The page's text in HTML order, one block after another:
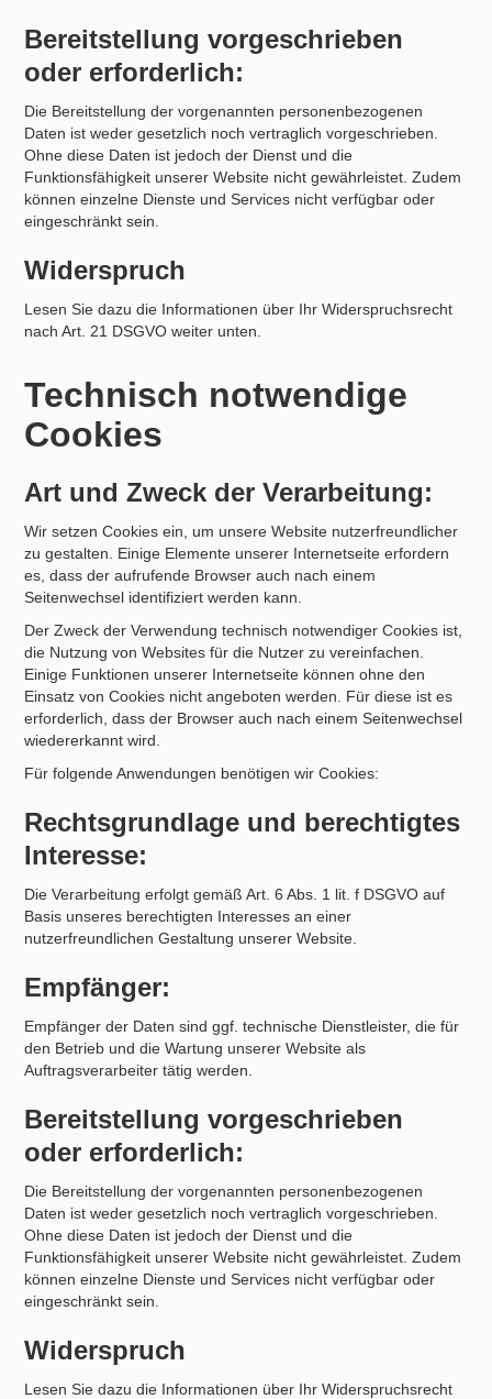
Bereitstellung vorgeschrieben
oder erforderlich:
Die Bereitstellung der vorgenannten personenbezogenen
Daten ist weder gesetzlich noch vertraglich vorgeschrieben.
Ohne diese Daten ist jedoch der Dienst und die
Funktionsfähigkeit unserer Website nicht gewährleistet. Zudem
können einzelne Dienste und Services nicht verfügbar oder
eingeschränkt sein.
Widerspruch
Lesen Sie dazu die Informationen über Ihr Widerspruchsrecht
nach Art. 21 DSGVO weiter unten.
Technisch notwendige
Cookies
Art und Zweck der Verarbeitung:
Wir setzen Cookies ein, um unsere Website nutzerfreundlicher
zu gestalten. Einige Elemente unserer Internetseite erfordern
es, dass der aufrufende Browser auch nach einem
Seitenwechsel identifiziert werden kann.
Der Zweck der Verwendung technisch notwendiger Cookies ist,
die Nutzung von Websites für die Nutzer zu vereinfachen.
Einige Funktionen unserer Internetseite können ohne den
Einsatz von Cookies nicht angeboten werden. Für diese ist es
erforderlich, dass der Browser auch nach einem Seitenwechsel
wiedererkannt wird.
Für folgende Anwendungen benötigen wir Cookies:
Rechtsgrundlage und berechtigtes
Interesse:
Die Verarbeitung erfolgt gemäß Art. 6 Abs. 1 lit. f DSGVO auf
Basis unseres berechtigten Interesses an einer
nutzerfreundlichen Gestaltung unserer Website.
Empfänger:
Empfänger der Daten sind ggf. technische Dienstleister, die für
den Betrieb und die Wartung unserer Website als
Auftragsverarbeiter tätig werden.
Bereitstellung vorgeschrieben
oder erforderlich:
Die Bereitstellung der vorgenannten personenbezogenen
Daten ist weder gesetzlich noch vertraglich vorgeschrieben.
Ohne diese Daten ist jedoch der Dienst und die
Funktionsfähigkeit unserer Website nicht gewährleistet. Zudem
können einzelne Dienste und Services nicht verfügbar oder
eingeschränkt sein.
Widerspruch
Lesen Sie dazu die Informationen über Ihr Widerspruchsrecht